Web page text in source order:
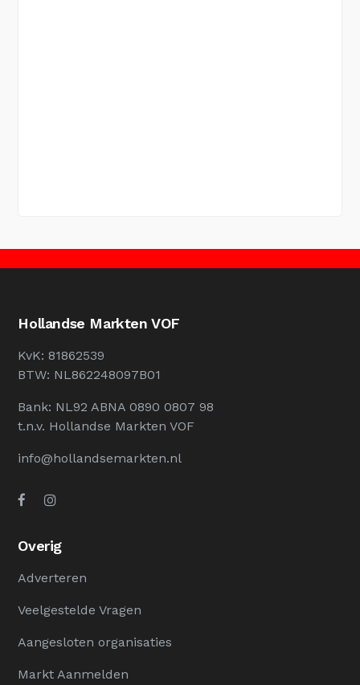
Hollandse Markten VOF
KvK: 81862539
BTW: NL862248097B01
Bank: NL92 ABNA 0890 0807 98
t.n.v. Hollandse Markten VOF
info@hollandsemarkten.nl
Overig
Adverteren
Veelgestelde Vragen
Aangesloten organisaties
Markt Aanmelden